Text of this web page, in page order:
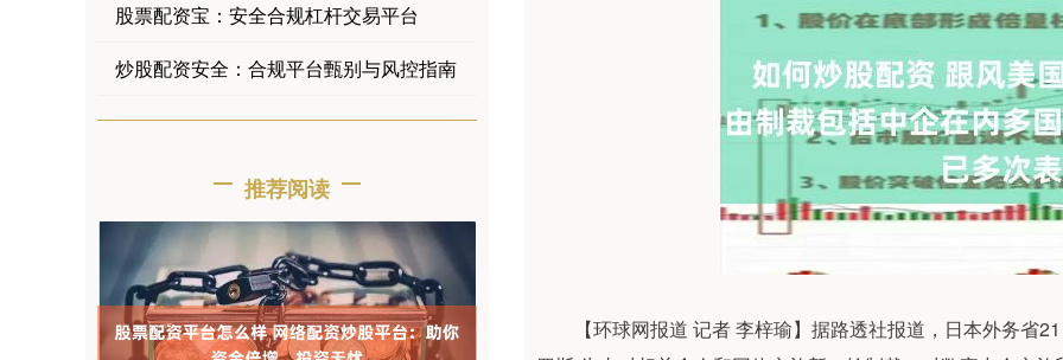
【环球网报道 记者 李梓瑜】据路透社报道，日本外务省21
股票配资宝：安全合规杠杆交易平台
炒股配资安全：合规平台甄别与风控指南
推荐阅读